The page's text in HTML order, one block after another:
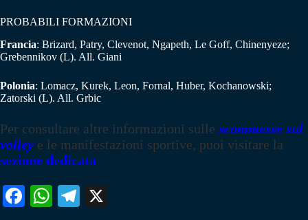
PROBABILI FORMAZIONI
Francia: Brizard, Patry, Clevenot, Ngapeth, Le Goff, Chinenyeze;
Grebennikov (L). All. Giani
Polonia: Lomacz, Kurek, Leon, Fornal, Huber, Kochanowski;
Zatorski (L). All. Grbic
Per consultare altre informazioni sulle scommesse sul
volley e le manifestazioni sportive, puoi visitare la
sezione dedicata
Fa W
Te